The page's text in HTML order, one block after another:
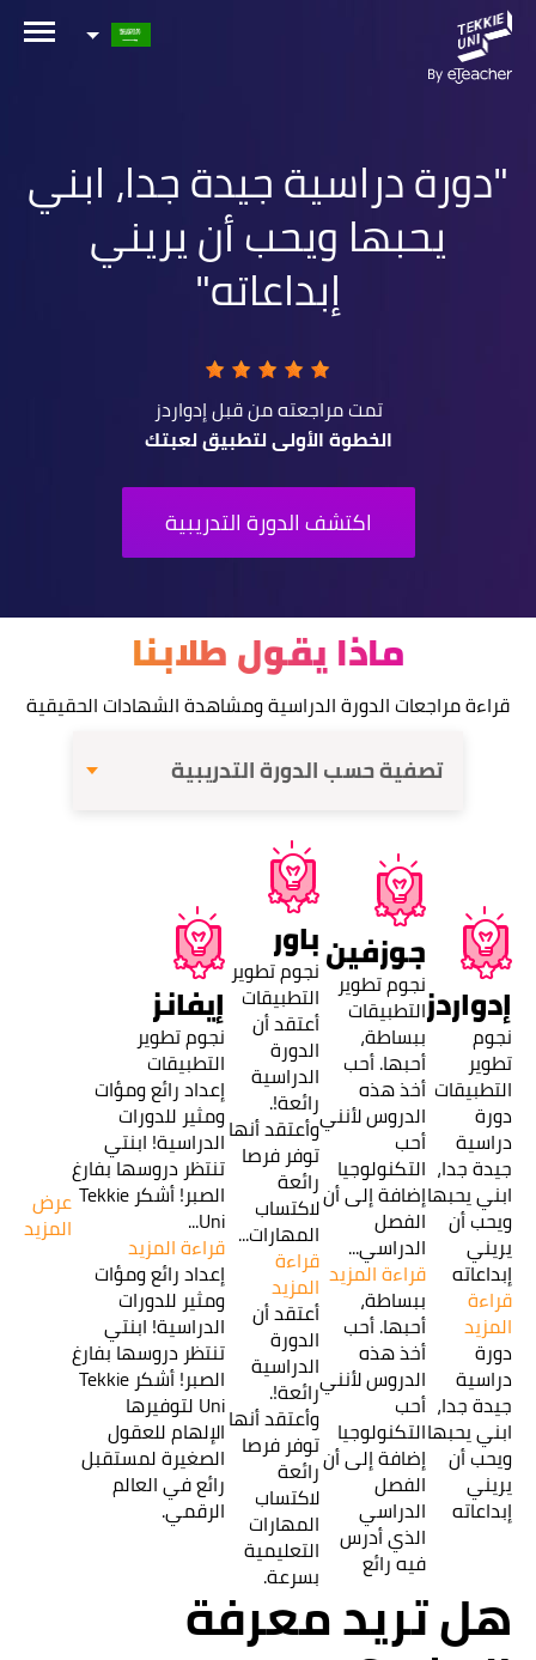
دورة دراسية جيدة جدا، ابني
يحبها ويحب أن يريني
إبداعاته
تمت مراجعته من قبلإدواردز
الخطوة الأولى لتطبيق لعبتك
اكتشف الدورة التدريبية
ماذا يقولطلابنا
قراءة مراجعات الدورة الدراسية ومشاهدة الشهادات الحقيقية
تصفية حسب الدورة التدريبية
إدواردز
نجوم
تطوير
التطبيقات
دورة
دراسية
جيدة جدا،
ابني يحبها
ويحب أن
يريني
إبداعاته
قراءة
المزيد
دورة
دراسية
جيدة جدا،
ابني يحبها
ويحب أن
يريني
إبداعاته
جوزفين
نجوم تطوير
التطبيقات
ببساطة،
أحبها. أحب
أخذ هذه
الدروس لأنني
أحب
التكنولوجيا
إضافة إلى أن
الفصل
الدراسي...
قراءة المزيد
ببساطة،
أحبها. أحب
أخذ هذه
الدروس لأنني
أحب
التكنولوجيا
إضافة إلى أن
الفصل
الدراسي
الذي أدرس
فيه رائع
باور
نجوم تطوير
التطبيقات
أعتقد أن
الدورة
الدراسية
رائعة!.
وأعتقد أنها
توفر فرصا
رائعة
لاكتساب
المهارات...
قراءة
المزيد
أعتقد أن
الدورة
الدراسية
رائعة!.
وأعتقد أنها
توفر فرصا
رائعة
لاكتساب
المهارات
التعليمية
بسرعة.
إيفانز
نجوم تطوير
التطبيقات
إعداد رائع ومؤات
ومثير للدورات
الدراسية! ابنتي
تنتظر دروسها بفارغ
الصبر! أشكر Tekkie
Uni...
قراءة المزيد
إعداد رائع ومؤات
ومثير للدورات
الدراسية! ابنتي
تنتظر دروسها بفارغ
الصبر! أشكر Tekkie
Uni لتوفيرها
الإلهام للعقول
الصغيرة لمستقبل
رائع في العالم
الرقمي.
عرض
المزيد
هل تريد معرفة
هل أنت مهتم بإحدى دوراتنا؟
الاسم الكامل لولي الأمر
البريد الإلكتروني لولي الأمر
رقم الهاتف الجوال
قراءة سياسة الخصوصية
الحصول على المعلومات